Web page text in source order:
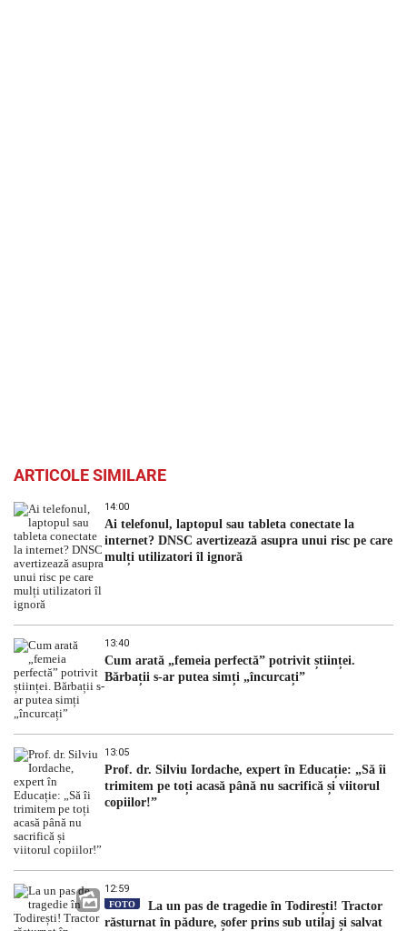
ARTICOLE SIMILARE
14:00
Ai telefonul, laptopul sau tableta conectate la
internet? DNSC avertizează asupra unui risc pe care
mulți utilizatori îl ignoră
13:40
Cum arată „femeia perfectă” potrivit științei.
Bărbații s-ar putea simți „încurcați”
13:05
Prof. dr. Silviu Iordache, expert în Educație: „Să îi
trimitem pe toți acasă până nu sacrifică și viitorul
copiilor!”
12:59
FOTO
La un pas de tragedie în Todirești! Tractor
răsturnat în pădure, șofer prins sub utilaj și salvat